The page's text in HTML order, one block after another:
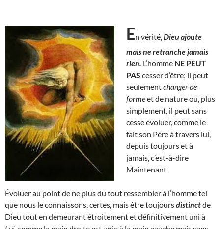
En vérité, Dieu ajoute
mais ne retranche jamais
rien. L’homme NE PEUT
PAS cesser d’être; il peut
seulementchanger de
formeet de nature ou, plus
simplement, il peut sans
cesse évoluer, comme le
fait son Père à travers lui,
depuis toujours et à
jamais, c’est-à-dire
Maintenant.
Évoluer au point de ne plus du tout ressembler à l’homme tel
que nous le connaissons, certes, mais être toujoursdistinctde
Dieu tout en demeurant étroitement et définitivement uni à